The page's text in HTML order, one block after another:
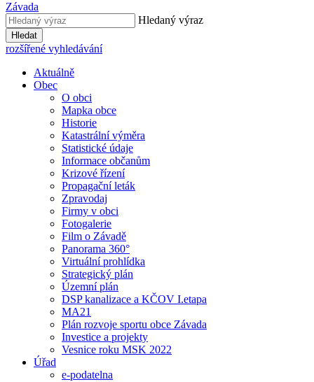
Závada
Hledaný výraz
Hledat
rozšířené vyhledávání
Aktuálně
Obec
O obci
Mapka obce
Historie
Katastrální výměra
Statistické údaje
Informace občanům
Krizové řízení
Propagační leták
Zpravodaj
Firmy v obci
Fotogalerie
Film o Závadě
Panorama 360°
Virtuální prohlídka
Strategický plán
Územní plán
DSP kanalizace a KČOV I.etapa
MA21
Plán rozvoje sportu obce Závada
Investice a projekty
Vesnice roku MSK 2022
Úřad
e-podatelna